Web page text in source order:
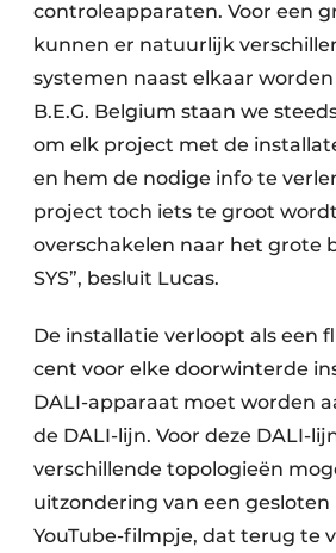
controleapparaten. Voor een
kunnen er natuurlijk
systemen naast elkaar
B.E.G. Belgium staan we
om elk project met de
en hem de nodige info te
project toch iets te groot
overschakelen naar het grote
SYS”, besluit Lucas.
De installatie verloopt als een
cent voor elke doorwinterde
DALI-apparaat moet worden
de DALI-lijn. Voor deze DALI-
verschillende topologieën
uitzondering van een gesloten
YouTube-filmpje, dat terug te